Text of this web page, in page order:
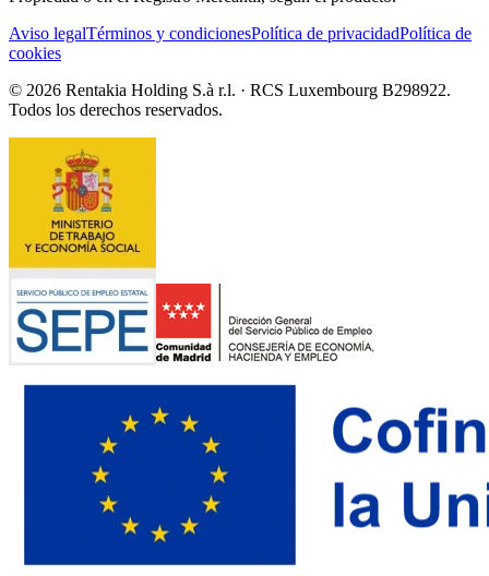
Aviso legalTérminos y condicionesPolítica de privacidadPolítica de
cookies
© 2026 Rentakia Holding S.à r.l. · RCS Luxembourg B298922.
Todos los derechos reservados.